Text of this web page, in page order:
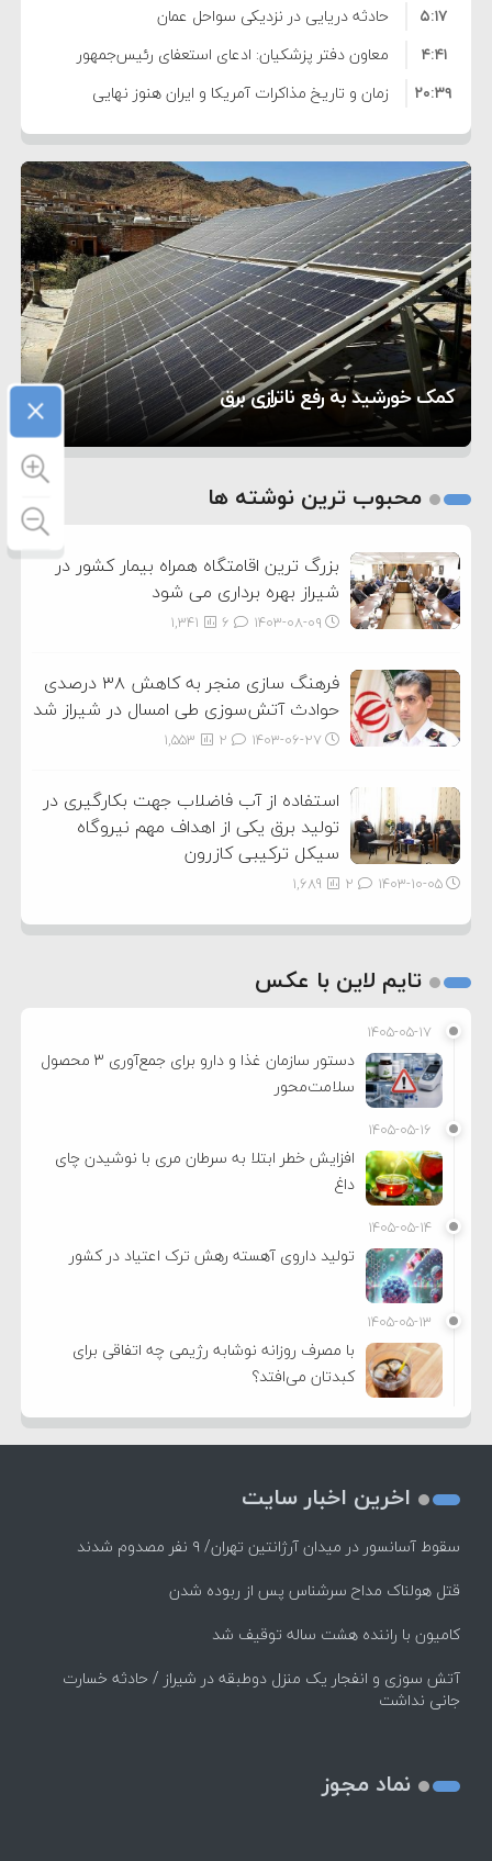
فساد و اختلاس اموال
حادثه دریایی در نزدیکی سواحل عمان
۵:۱۷
معاون دفتر پزشکیان: ادعای استعفای رئیس‌جمهور
واهی و کذب محض است
۴:۴۱
زمان و تاریخ مذاکرات آمریکا و ایران هنوز نهایی
نشده است
۲۰:۳۹
وزیر جنگ آمریکا: ماشین جنگی ما آماده حمله
نظامی علیه ایران است
۶:۵۰
موافقت ترامپ با لغو حمله به ایران
۶:۲۱
هشدار عراقچی به همتای عربستانی درباره همراهی با
آمریکا
۲:۱۵
مقام ارشد امنیتی: برنامه گسترده‌ای برای پاسخ به
دیوانگی آمریکا داریم
۷:۱۰
ترامپ دستور حملات جدید علیه ایران را صادر کرد
۵:۴۵
سپاه: دو نفتکش متخلف مورد اصابت قرار گرفته و
متوقف شدند
۱۲:۵۹
ترامپ مدعی توافق تاریخی برای خلع سلاح کامل
حماس شد
۸:۵۷
کمک خورشید به رفع ناترازی برق
تحسین کارگردان «جنگ و صلح» از سینمای ایران؛ روایتی
از عشق عمیق به مردم
۵ شهر افسانه‌ای هخامنشی که هنوز هم زنده هستند
2
محبوب ترین نوشته ها
بزرگ ترین اقامتگاه همراه بیمار کشور در
شیراز بهره برداری می شود
۱۴۰۳-۰۸-۰۹ 1,341
فرهنگ سازی منجر به کاهش ۳۸ درصدی
حوادث آتش‌سوزی طی امسال در شیراز شد
۱۴۰۳-۰۶-۲۷ 1,553
استفاده از آب فاضلاب جهت بکارگیری در
تولید برق یکی از اهداف مهم نیروگاه
سیکل ترکیبی کازرون
۱۴۰۳-۱۰-۰۵ 1,689
تایم لاین با عکس
۱۴۰۵-۰۵-۱۷
دستور سازمان غذا و دارو برای جمع‌آوری ۳ محصول
سلامت‌محور
۱۴۰۵-۰۵-۱۶
افزایش خطر ابتلا به سرطان مری با نوشیدن چای
داغ
۱۴۰۵-۰۵-۱۴
تولید داروی آهسته رهش ترک اعتیاد در کشور
۱۴۰۵-۰۵-۱۳
با مصرف روزانه نوشابه رژیمی چه اتفاقی برای
کبدتان می‌افتد؟
×
اخرین اخبار سایت
سقوط آسانسور در میدان آرژانتین تهران/ ۹ نفر مصدوم شدند
قتل هولناک مداح سرشناس پس از ربوده شدن
کامیون با راننده هشت ساله توقیف شد
آتش سوزی و انفجار یک منزل دوطبقه در شیراز / حادثه خسارت
جانی نداشت
نماد مجوز